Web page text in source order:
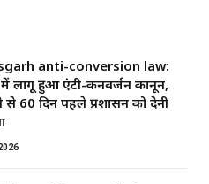
anti-conversion law:
में लागू हुआ एंटी-कनवर्जन कानून,
से 60 दिन पहले प्रशासन को देनी